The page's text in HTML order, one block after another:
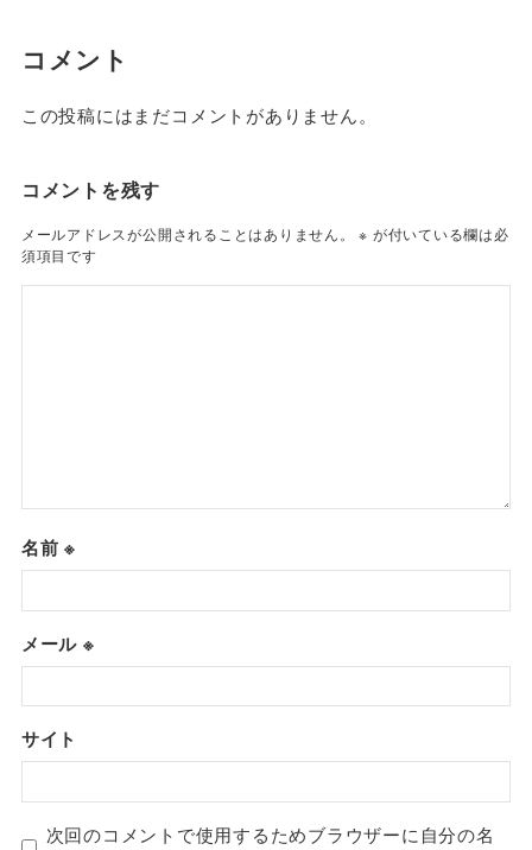
コメント
この投稿にはまだコメントがありません。
コメントを残す
メールアドレスが公開されることはありません。 ※ が付いている欄は必
須項目です
名前※
メール ※
サイト
次回のコメントで使用するためブラウザーに自分の名